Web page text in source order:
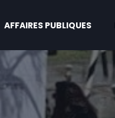
AFFAIRES PUBLIQUES